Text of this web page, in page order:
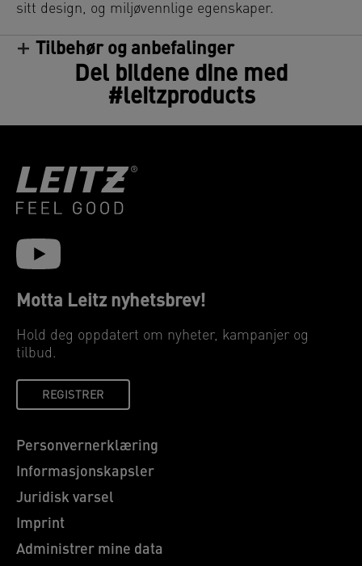
sitt design, og miljøvennlige egenskaper.
Tilbehør og anbefalinger
Del bildene dine med
#leitzproducts
Motta Leitz nyhetsbrev!
Hold deg oppdatert om nyheter, kampanjer og
tilbud.
REGISTRER
Personvernerklæring
Informasjonskapsler
Juridisk varsel
Imprint
Administrer mine data